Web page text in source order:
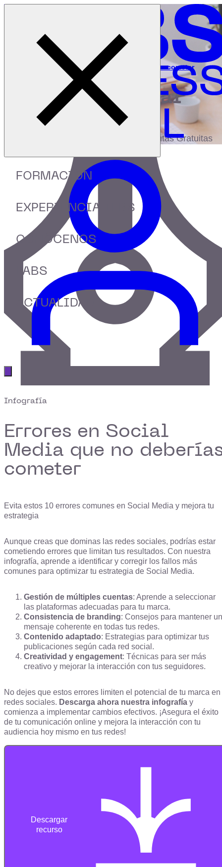
FORMACIÓN
EXPERIENCIA IEBS
CONÓCENOS
LABS
ACTUALIDAD
Inicio
Recursos
Errores en Social Media que no deberías cometer
bibliotecadigital
Accede a más de 150 Recursos, Guías,
eBooks,Plantillas, Estudios y Herramientas Gratuitas
Infografía
Errores en Social
Media que no
cometer
Evita estos 10 errores comunes en Social Media y mejora tu
estrategia
Aunque creas que dominas las redes sociales, podrías estar
cometiendo errores que limitan tus resultados. Con nuestra
infografía, aprende a identificar y corregir los fallos más
comunes para optimizar tu estrategia de Social Media.
Gestión de múltiples cuentas: Aprende a seleccionar
las plataformas adecuadas para tu marca.
Consistencia de branding: Consejos para mantener un
mensaje coherente en todas tus redes.
Contenido adaptado: Estrategias para optimizar tus
publicaciones según cada red social.
Creatividad y engagement: Técnicas para ser más
creativo y mejorar la interacción con tus seguidores.
No dejes que estos errores limiten el potencial de tu marca en
redes sociales. Descarga ahora nuestra infografía y
comienza a implementar cambios efectivos. ¡Asegura el éxito
de tu comunicación online y mejora la interacción con tu
audiencia hoy mismo en tus redes!
Descargar
recurso